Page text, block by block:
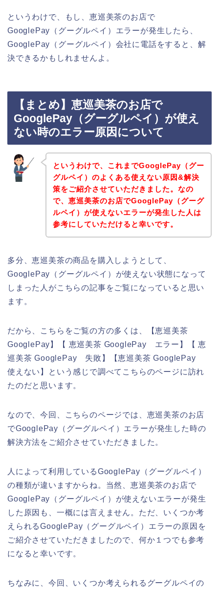
というわけで、もし、恵巡美茶のお店で
GooglePay（グーグルペイ）エラーが発生したら、
GooglePay（グーグルペイ）会社に電話をすると、解
決できるかもしれませんよ。
【まとめ】恵巡美茶のお店で
GooglePay（グーグルペイ）が使え
ない時のエラー原因について
というわけで、これまでGooglePay（グー
グルペイ）のよくある使えない原因&解決
策をご紹介させていただきました。なの
で、恵巡美茶のお店でGooglePay（グーグ
ルペイ）が使えないエラーが発生した人は
参考にしていただけると幸いです。
多分、恵巡美茶の商品を購入しようとして、
GooglePay（グーグルペイ）が使えない状態になって
しまった人がこちらの記事をご覧になっていると思い
ます。
だから、こちらをご覧の方の多くは、【恵巡美茶
GooglePay】【 恵巡美茶 GooglePay エラー】【 恵
巡美茶 GooglePay 失敗】【恵巡美茶 GooglePay
使えない】という感じで調べてこちらのページに訪れ
たのだと思います。
なので、今回、こちらのページでは、恵巡美茶のお店
でGooglePay（グーグルペイ）エラーが発生した時の
解決方法をご紹介させていただきました。
人によって利用しているGooglePay（グーグルペイ）
の種類が違いますからね。当然、恵巡美茶のお店で
GooglePay（グーグルペイ）が使えないエラーが発生
した原因も、一概には言えません。ただ、いくつか考
えられるGooglePay（グーグルペイ）エラーの原因を
ご紹介させていただきましたので、何か１つでも参考
になると幸いです。
ちなみに、今回、いくつか考えられるグーグルペイの